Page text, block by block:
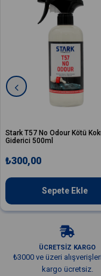
No Odour Kötü Koku
Sepete Ekle
ÜCRETSİZ KARGO
₺3000 ve üzeri
kargo ücretsiz.